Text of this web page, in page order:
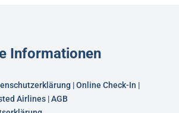
Informationen
|Online Check-In |
Airlines|AGB